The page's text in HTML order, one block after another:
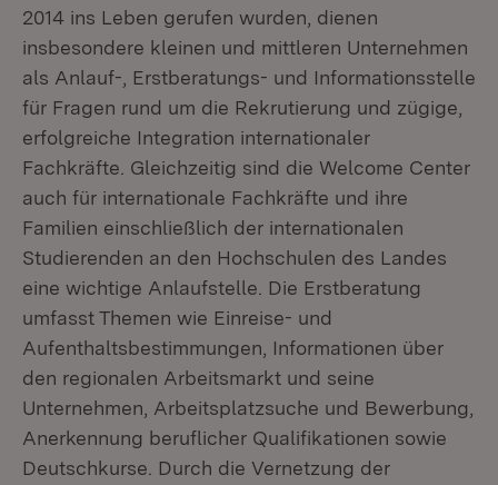
2014 ins Leben gerufen wurden, dienen
insbesondere kleinen und mittleren Unternehmen
als Anlauf-, Erstberatungs- und Informationsstelle
für Fragen rund um die Rekrutierung und zügige,
erfolgreiche Integration internationaler
Fachkräfte. Gleichzeitig sind die Welcome Center
auch für internationale Fachkräfte und ihre
Familien einschließlich der internationalen
Studierenden an den Hochschulen des Landes
eine wichtige Anlaufstelle. Die Erstberatung
umfasst Themen wie Einreise- und
Aufenthaltsbestimmungen, Informationen über
den regionalen Arbeitsmarkt und seine
Unternehmen, Arbeitsplatzsuche und Bewerbung,
Anerkennung beruflicher Qualifikationen sowie
Deutschkurse. Durch die Vernetzung der